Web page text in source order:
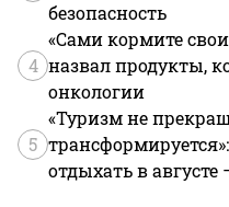
безопасность
4
«Сами кормите
назвал продукты,
онкологии
5
«Туризм не
отдыхать в августе